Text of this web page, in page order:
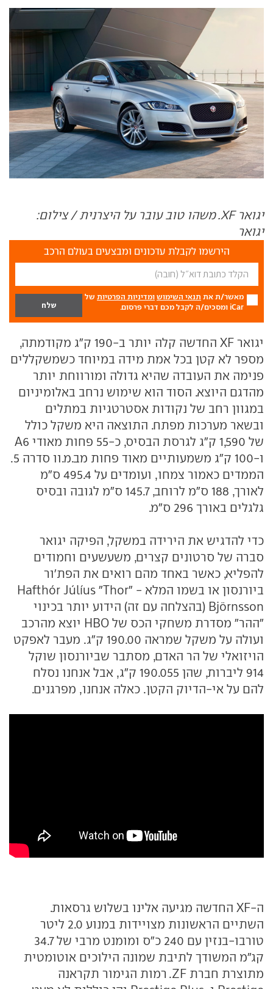
יגואר XF. משהו טוב עובר על היצרנית / צילום:
יגואר
הירשמו לקבלת עדכונים ומבצעים בעולם הרכב
מאשר/ת את תנאי השימוש ומדיניות הפרטיות של
iCar ומסכים/ה לקבל מכם דברי פרסום.
יגואר XF החדשה קלה יותר ב-190 ק"ג מקודמתה,
מספר לא קטן בכל אמת מידה במיוחד כשמשקללים
פנימה את העובדה שהיא גדולה ומורווחת יותר
מהדגם היוצא. הסוד הוא שימוש נרחב באלומיניום
במגוון רחב של נקודות אסטרטגיות במתלים
ובשאר מערכות מפתח. התוצאה היא משקל כולל
של 1,590 ק"ג לגרסת הבסיס, כ-55 פחות מאודי A6
ו-100 ק"ג משמעותיים מאוד פחות מב.מ.וו סדרה 5.
הממדים כאמור צמחו, ועומדים על 495.4 ס"מ
לאורך, 188 ס"מ לרוחב, 145.7 ס"מ לגובה ובסיס
גלגלים באורך 296 ס"מ.
כדי להדגיש את הירידה במשקל, הפיקה יגואר
סברה של סרטונים קצרים, משעשעים וחמודים
להפליא, כאשר באחד מהם רואים את הפת'ור
ביורנסון או בשמו המלא - Hafthór Júlíus "Thor"
Björnsson (בהצלחה עם זה) הידוע יותר בכינוי
"ההר" מסדרת משחקי הכס של HBO יוצא מהרכב
ועולה על משקל שמראה 190.00 ק"ג. מעבר לאפקט
הויזואלי של הר האדם, מסתבר שביורנסון שוקל
914 ליברות, שהן 190.055 ק"ג, אבל אנחנו נסלח
להם על אי-הדיוק הקטן. כאלה אנחנו, מפרגנים.
ה-XF החדשה מגיעה אלינו בשלוש גרסאות.
השתיים הראשונות מצויידות במנוע 2.0 ליטר
טורבו-בנזין עם 240 כ"ס ומומנט מרבי של 34.7
קג"מ המשודך לתיבת שמונה הילוכים אוטומטית
מתוצרת חברת ZF. רמות הגימור תקראנה